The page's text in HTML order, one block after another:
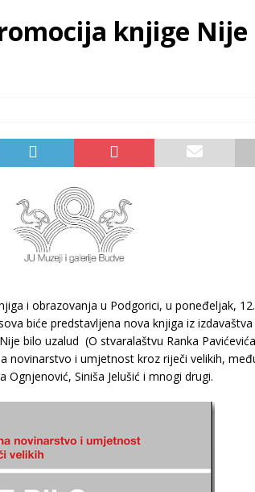
TV serije do pozorišnog podviga: „Više od igre”
programa XL festivala „Grad teatar“ za četvrtak, 6.
knjige
i obrazovanja u Podgorici, u poneđeljak,
biće predstavljena nova knjiga iz
bilo uzalud (O stvaralaštvu Ranka
novinarstvo i umjetnost kroz riječi velikih,
Ognjenović, Siniša Jelušić i mnogi drugi.